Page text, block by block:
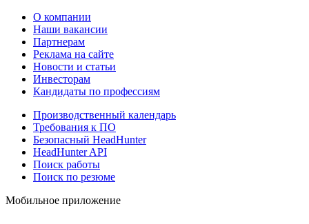
О компании
Наши вакансии
Партнерам
Реклама на сайте
Новости и статьи
Инвесторам
Кандидаты по профессиям
Производственный календарь
Требования к ПО
Безопасный HeadHunter
HeadHunter API
Поиск работы
Поиск по резюме
Мобильное приложение